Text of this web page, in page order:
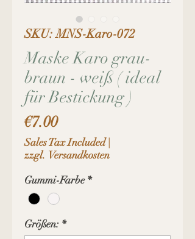
SKU: MNS-Karo-072
Maske Karo grau-
braun - weiß ( ideal
für Bestickung )
€7.00Price
Sales Tax Included|
zzgl. Versandkosten
Gummi-Farbe *
Größen: *